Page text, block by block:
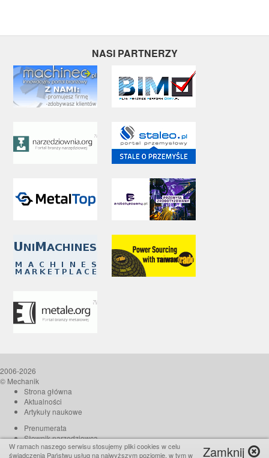
NASI PARTNERZY
2006-2026
© Mechanik
Strona główna
Aktualności
Artykuły naukowe
Prenumerata
Słownik narzędziowca
O czasopiśmie
Zamknij
W ramach naszego serwisu stosujemy pliki cookies w celu
świadczenia Państwu usług na najwyższym poziomie, w tym w